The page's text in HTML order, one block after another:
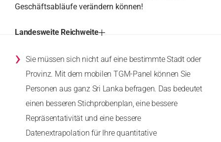
Geschäftsabläufe verändern können!
Landesweite Reichweite
› Sie müssen sich nicht auf eine bestimmte Stadt oder
Provinz. Mit dem mobilen TGM-Panel können Sie
Personen aus ganz Sri Lanka befragen. Das bedeutet
einen besseren Stichprobenplan, eine bessere
Repräsentativität und eine bessere
Datenextrapolation für Ihre quantitative